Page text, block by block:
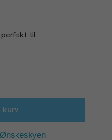
perfekt til
kurv